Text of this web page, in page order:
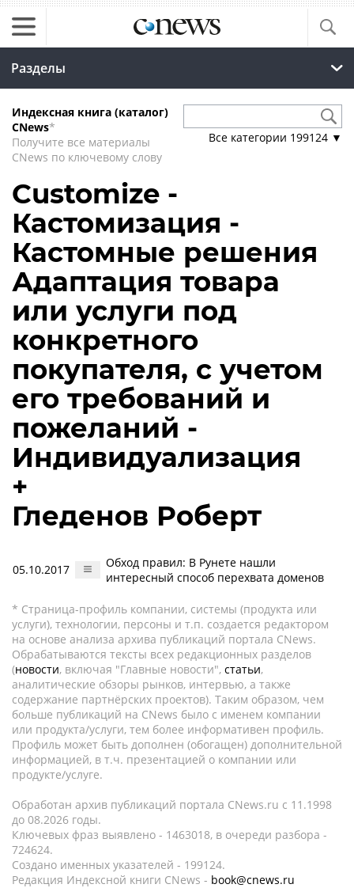
Разделы
Индексная книга (каталог)
CNews*
Получите все материалы
CNews по ключевому слову
Все категории 199124 ▼
Customize -
Кастомизация -
Кастомные решения
Адаптация товара
или услуги под
конкретного
покупателя, с учетом
его требований и
пожеланий -
Индивидуализация
+
Гледенов Роберт
05.10.2017
Обход правил: В Рунете нашли
интересный способ перехвата доменов
* Страница-профиль компании, системы (продукта или
услуги), технологии, персоны и т.п. создается редактором
на основе анализа архива публикаций портала CNews.
Обрабатываются тексты всех редакционных разделов
(новости, включая "Главные новости", статьи,
аналитические обзоры рынков, интервью, а также
содержание партнёрских проектов). Таким образом, чем
больше публикаций на CNews было с именем компании
или продукта/услуги, тем более информативен профиль.
Профиль может быть дополнен (обогащен) дополнительной
информацией, в т.ч. презентацией о компании или
продукте/услуге.
Обработан архив публикаций портала CNews.ru c 11.1998
до 08.2026 годы.
Ключевых фраз выявлено - 1463018, в очереди разбора -
724624.
Создано именных указателей - 199124.
Редакция Индексной книги CNews - book@cnews.ru